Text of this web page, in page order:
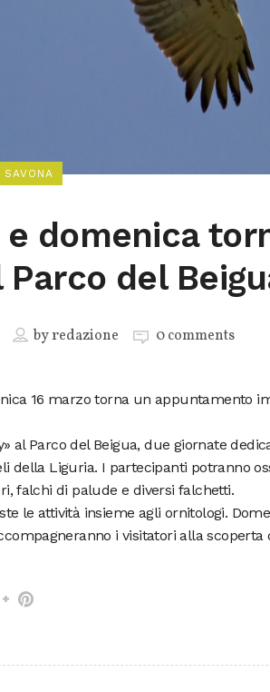
SAVONA
e domenica
Parco del
byredazione 0 comments
16 marzo torna un appuntamento
al Parco del Beigua, due giornate
della Liguria. I partecipanti potranno
falchi di palude e diversi falchetti.
le attività insieme agli ornitologi.
i visitatori alla